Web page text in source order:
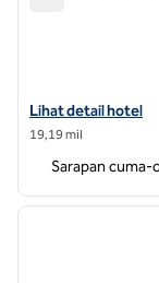
Lihat detail hotel
Lihat detail hotel
19,19 mil
Sarapan cuma-
1 dari 12